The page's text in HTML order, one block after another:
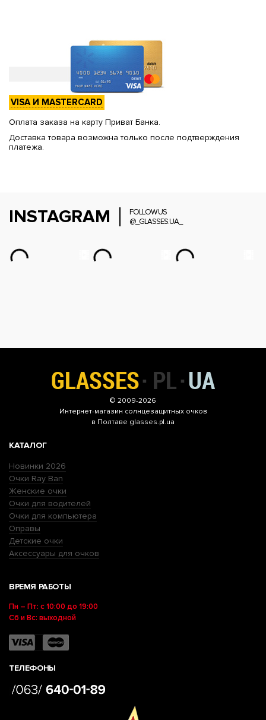
VISA И MASTERCARD
Оплата заказа на карту Приват Банка.
Доставка товара возможна только после подтверждения
платежа.
INSTAGRAM
FOLLOW US
@_GLASSES.UA_
© 2009-2026
Интернет-магазин солнцезащитных очков
в Полтаве glasses.pl.ua
КАТАЛОГ
Новинки 2026
Очки Ray Ban
Женские очки
Очки для водителей
Очки для компьютера
Оправы
Детские очки
Аксессуары для очков
ВРЕМЯ РАБОТЫ
Пн – Пт: с 10:00 до 19:00
Сб и Вс: выходной
ТЕЛЕФОНЫ